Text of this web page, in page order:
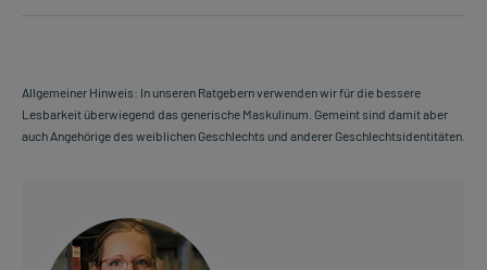
Allgemeiner Hinweis: In unseren Ratgebern verwenden wir für die bessere
Lesbarkeit überwiegend das generische Maskulinum. Gemeint sind damit aber
auch Angehörige des weiblichen Geschlechts und anderer Geschlechtsidentitäten.